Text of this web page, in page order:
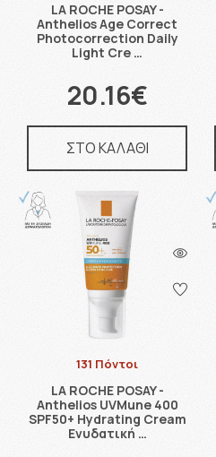
LA ROCHE POSAY -
Anthelios Age Correct
Photocorrection Daily
Light Cre …
20.16€
ΣΤΟ ΚΑΛΑΘΙ
131 Πόντοι
LA ROCHE POSAY -
Anthelios UVMune 400
SPF50+ Hydrating Cream
Ενυδατική …